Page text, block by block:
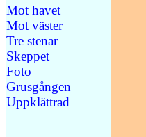
Mot havet
Mot väster
Tre stenar
Skeppet
Foto
Grusgången
Uppklättrad